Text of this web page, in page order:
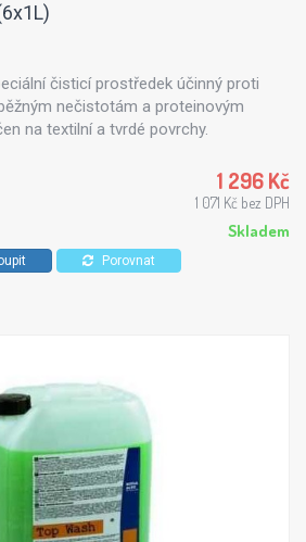
čisticí prostředek účinný proti
nečistotám a proteinovým
na textilní a tvrdé povrchy.
1 296 Kč
1 071 Kč bez DPH
Skladem
Porovnat